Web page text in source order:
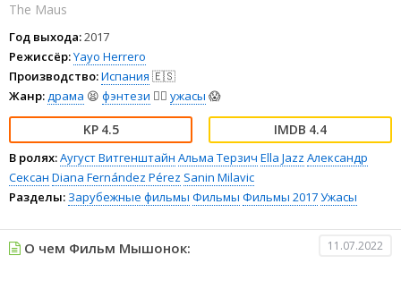
The Maus
Год выхода:2017
Режиссёр:Yayo Herrero
Производство:Испания 🇪🇸
Жанр:драма 😫 фэнтези 🧝‍♂️ ужасы 😱
4.5 4.4
В ролях:Аугуст Витгенштайн Альма Терзич Ella Jazz Александр
Сексан Diana Fernández Pérez Sanin Milavic
Разделы: Зарубежные фильмы Фильмы Фильмы 2017Ужасы
О чем Фильм Мышонок: 11.07.2022